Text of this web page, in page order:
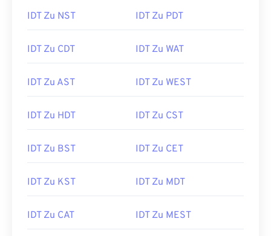
IDT Zu NST IDT Zu PDT
IDT Zu CDT IDT Zu WAT
IDT Zu AST IDT Zu WEST
IDT Zu HDT IDT Zu CST
IDT Zu BST IDT Zu CET
IDT Zu KST IDT Zu MDT
IDT Zu CAT IDT Zu MEST